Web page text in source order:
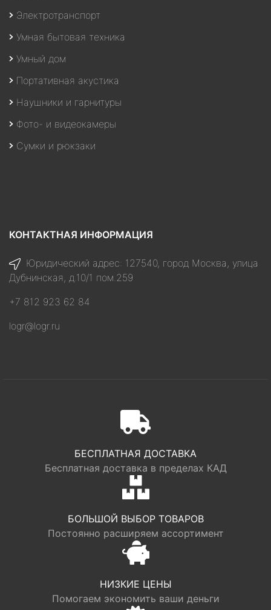
Электротранспорт
Умная бытовая техника
Умный дом
Портативная акустика
Наушники и гарнитуры
Фото- и видеокамеры
Сумки и рюкзаки
КОНТАКТНАЯ ИНФОРМАЦИЯ
Юридический адрес: 127540, город Москва, улица
Дубнинская, д.10/1 пом.259
+7 812 923 62 84
logr@logr.ru
БЕСПЛАТНАЯ ДОСТАВКА
Бесплатная доставка в пределах КАД
БОЛЬШОЙ ВЫБОР ТОВАРОВ
Постоянно расширяем ассортимент
НИЗКИЕ ЦЕНЫ
Помогаем экономить ваши деньги